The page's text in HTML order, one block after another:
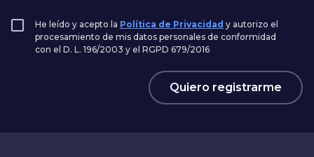
He leído y acepto la Política de Privacidad y autorizo el
procesamiento de mis datos personales de conformidad
con el D. L. 196/2003 y el RGPD 679/2016
Quiero registrarme